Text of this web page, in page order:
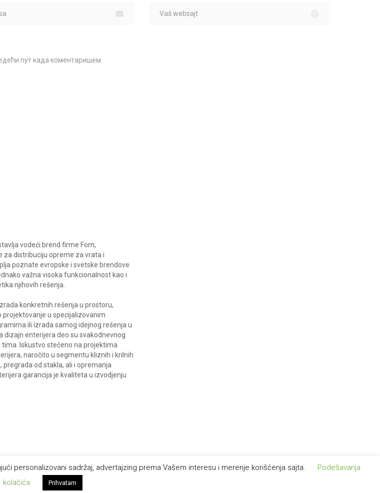
пут када коментаришем.
vodeći brend firme Fom,
za distribuciju opreme za vrata i
poznate evropske i svetske brendove
važna visoka funkcionalnost kao i
njihovih rešenja.
konkretnih rešenja u prostoru,
projektovanje u specijalizovanim
ili izrada samog idejnog rešenja u
dizajn enterijera deo su svakodnevnog
Iskustvo stečeno na projektima
naročito u segmentu kliznih i krilnih
pregrada od stakla, ali i opremanja
garancija je kvaliteta u izvodjenju
personalizovani sadržaj, advertajzing prema Vašem interesu i merenje korišćenja sajta.
Podešavanja
kolačića
Prihvatam